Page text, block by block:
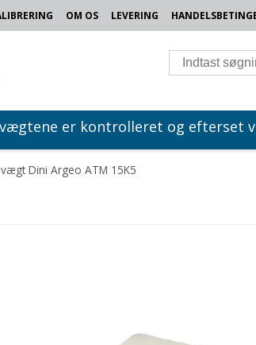
OM OS LEVERING
er kontrolleret og efterset
Dini Argeo ATM 15K5